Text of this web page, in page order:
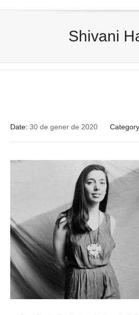
Shivani
Date: 30 de gener de 2020